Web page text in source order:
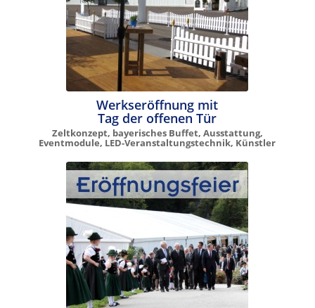
Werkseröffnung mit
Tag der offenen Tür
Zeltkonzept, bayerisches Buffet, Ausstattung,
Eventmodule, LED-Veranstaltungstechnik, Künstler